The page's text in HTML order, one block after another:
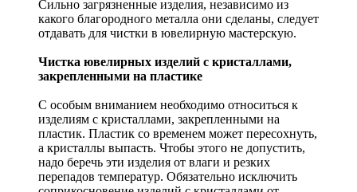
Сильно загрязненные изделия, независимо из
какого благородного металла они сделаны, следует
отдавать для чистки в ювелирную мастерскую.
Чистка ювелирных изделий с кристаллами,
закрепленными на пластике
С особым вниманием необходимо относиться к
изделиям с кристаллами, закрепленными на
пластик. Пластик со временем может пересохнуть,
а кристаллы выпасть. Чтобы этого не допустить,
надо беречь эти изделия от влаги и резких
перепадов температур. Обязательно исключить